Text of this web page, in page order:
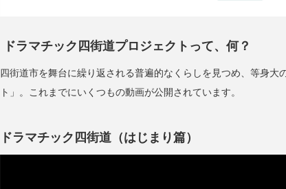
ドラマチック四街道プロジェクトって、何？
四街道市を舞台に繰り返される普遍的なくらしを見つめ、等身
ト」。これまでにいくつもの動画が公開されています。
ドラマチック四街道（はじまり篇）